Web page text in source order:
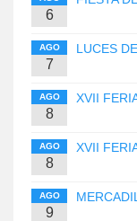
6
AGO
7
LUCES
AGO
8
XVII
AGO
8
XVII
AGO
9